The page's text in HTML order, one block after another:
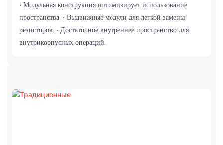
• Модульная конструкция оптимизирует использование
пространства. • Выдвижные модули для легкой замены
резисторов. • Достаточное внутреннее пространство для
внутрикорпусных операций.